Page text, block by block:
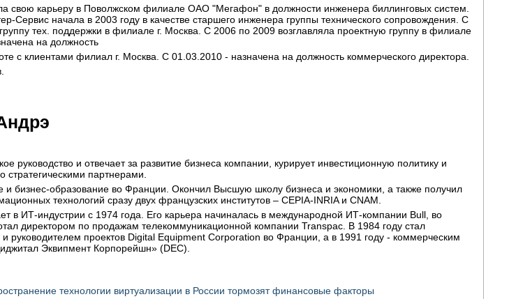
свою карьеру в Поволжском филиале ОАО "Мегафон" в должности инженера биллинговых систем.
Сервис начала в 2003 году в качестве старшего инженера группы технического сопровождения. С
тех. поддержки в филиале г. Москва. С 2006 по 2009 возглавляла проектную группу в филиале
на должность
с клиентами филиал г. Москва. С 01.03.2010 - назначена на должность коммерческого директора.
руководство и отвечает за развитие бизнеса компании, курирует инвестиционную политику и
стратегическими партнерами.
и бизнес-образование во Франции. Окончил Высшую школу бизнеса и экономики, а также получил
технологий сразу двух французских институтов – CEPIA-INRIA и CNAM.
в ИТ-индустрии с 1974 года. Его карьера начиналась в международной ИТ-компании Bull, во
директором по продажам телекоммуникационной компании Transpac. В 1984 году стал
руководителем проектов Digital Equipment Corporation во Франции, а в 1991 году - коммерческим
Эквипмент Корпорейшн» (DEC).
технологии виртуализации в России тормозят финансовые факторы